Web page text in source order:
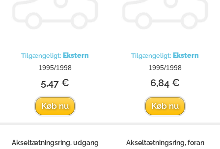
Tilgængeligt: Ekstern
1995/1998
5,47 €
Køb nu
Tilgængeligt: Ekstern
1995/1998
6,84 €
Køb nu
Akseltætningsring, udgang Akseltætningsring, foran